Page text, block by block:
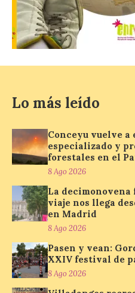
Los minerales y
nueva exposición
8 Ago 2026
La
inaugurará el
de agosto a
media de
durante la
minerales, rocas y fósiles
León’, podrá visitarse
mes de noviembre, con […]
La Bañeza inicia
fiestas con el
cargo de Arturo
Lo más leído
Conceyu vuelve
especializado y
forestales en el
8 Ago 2026
La
viaje nos llega
en Madrid
8 Ago 2026
Pasen y vean:
XXIV festival de
8 Ago 2026